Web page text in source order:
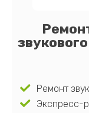
Ремонт
Экспресс-